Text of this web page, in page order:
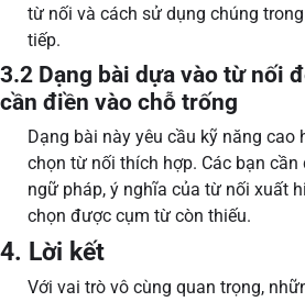
từ nối và cách sử dụng chúng
tiếp.
3.2 Dạng bài dựa vào từ nối
cần điền vào chỗ trống
Dạng bài này yêu cầu kỹ năng cao
chọn từ nối thích hợp. Các bạn
ngữ pháp, ý nghĩa của từ nối xuất
chọn được cụm từ còn thiếu.
4. Lời kết
Với vai trò vô cùng quan trọng,